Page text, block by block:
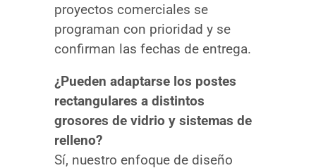
proyectos comerciales se
programan con prioridad y se
confirman las fechas de entrega.
¿Pueden adaptarse los postes
rectangulares a distintos
grosores de vidrio y sistemas de
relleno?
Sí, nuestro enfoque de diseño